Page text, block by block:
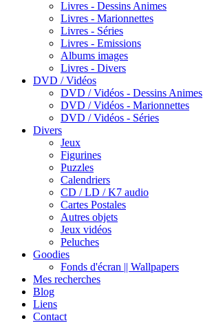
Livres - Dessins Animes
Livres - Marionnettes
Livres - Séries
Livres - Emissions
Albums images
Livres - Divers
DVD / Vidéos
DVD / Vidéos - Dessins Animes
DVD / Vidéos - Marionnettes
DVD / Vidéos - Séries
Divers
Jeux
Figurines
Puzzles
Calendriers
CD / LD / K7 audio
Cartes Postales
Autres objets
Jeux vidéos
Peluches
Goodies
Fonds d'écran || Wallpapers
Mes recherches
Blog
Liens
Contact